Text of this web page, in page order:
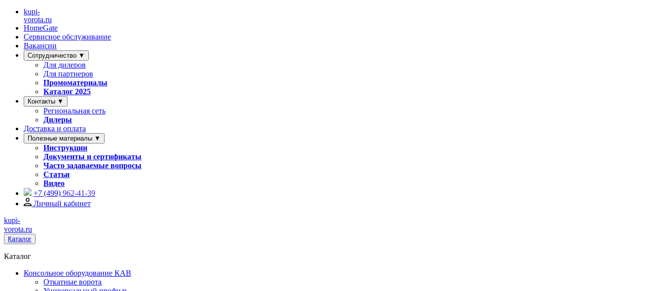
kupi-
vorota.ru
HomeGate
Сервисное обслуживание
Вакансии
Сотрудничество ▼
Для дилеров
Для партнеров
Промоматериалы
Каталог 2025
Контакты ▼
Региональная сеть
Дилеры
Доставка и оплата
Полезные материалы ▼
Инструкции
Документы и сертификаты
Часто задаваемые вопросы
Статьи
Видео
+7 (499) 962-41-39
Личный кабинет
kupi-
vorota.ru
Каталог
Каталог
Консольное оборудование КАВ
Откатные ворота